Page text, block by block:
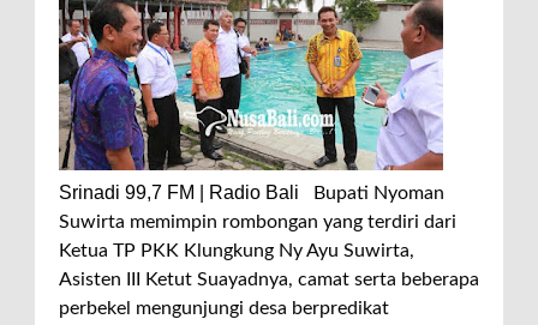
Srinadi 99,7 FM | Radio Bali
Bupati Nyoman
Suwirta memimpin rombongan yang terdiri dari
Ketua TP PKK Klungkung Ny Ayu Suwirta,
Asisten III Ketut Suayadnya, camat serta beberapa
perbekel mengunjungi desa berpredikat